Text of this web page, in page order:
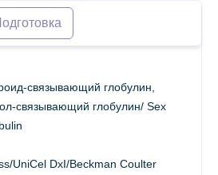
связывающий глобулин,
связывающий глобулин/ Sex
UniCel DxI/Beckman Coulter